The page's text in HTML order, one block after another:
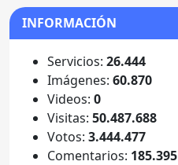
INFORMACIÓN
Servicios: 26.444
Imágenes: 60.870
Videos: 0
Visitas: 50.487.688
Votos: 3.444.477
Comentarios: 185.395